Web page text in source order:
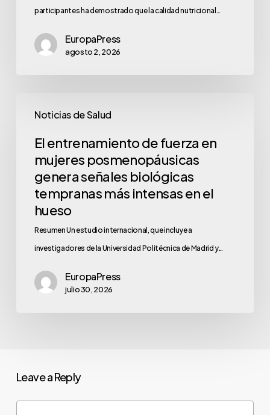
participantes ha demostrado que la calidad nutricional…
EuropaPress
agosto 2, 2026
Noticias de Salud
El entrenamiento de fuerza en
mujeres posmenopáusicas
genera señales biológicas
tempranas más intensas en el
hueso
Resumen Un estudio internacional, que incluye a
investigadores de la Universidad Politécnica de Madrid y…
EuropaPress
julio 30, 2026
Leave a Reply